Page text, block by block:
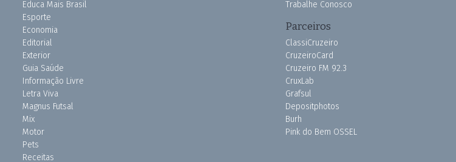
Educa Mais Brasil
Esporte
Economia
Editorial
Exterior
Guia Saúde
Informação Livre
Letra Viva
Magnus Futsal
Mix
Motor
Pets
Receitas
Trabalhe Conosco
Parceiros
ClassiCruzeiro
CruzeiroCard
Cruzeiro FM 92.3
CruxLab
Grafsul
Depositphotos
Burh
Pink do Bem OSSEL